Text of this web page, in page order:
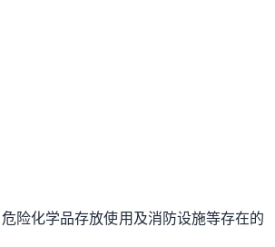
险化学品存放使用及消防设施等存在的